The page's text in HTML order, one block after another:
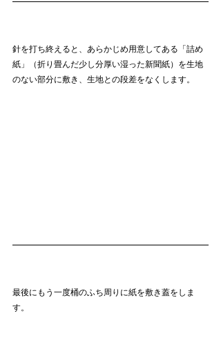
針を打ち終えると、あらかじめ用意してある「詰め
紙」（折り畳んだ少し分厚い湿った新聞紙）を生地
のない部分に敷き、生地との段差をなくします。
最後にもう一度桶のふち周りに紙を敷き蓋をしま
す。